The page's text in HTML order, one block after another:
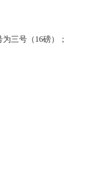
三号（16磅）；